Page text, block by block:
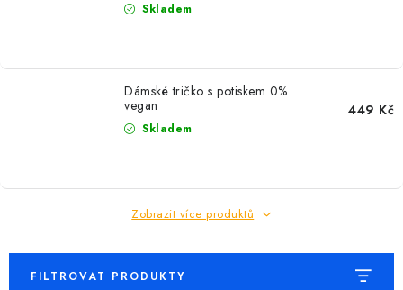
Skladem
Dámské tričko s potiskem 0%
vegan
Skladem
449 Kč
Zobrazit více produktů
FILTROVAT PRODUKTY